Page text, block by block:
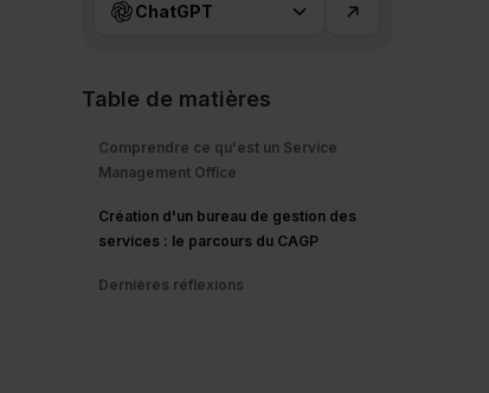
ChatGPT
Table de matières
Comprendre ce qu'est un Service
Management Office
Création d'un bureau de gestion des
services : le parcours du CAGP
Dernières réflexions